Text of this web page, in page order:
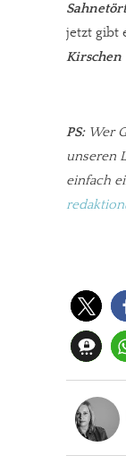
jetzt gibt
Kirschen
PS: Wer
unseren
einfach